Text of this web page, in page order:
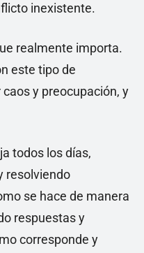
inexistente.
realmente importa.
este tipo de
y preocupación, y
todos los días,
resolviendo
se hace de manera
respuestas y
corresponde y